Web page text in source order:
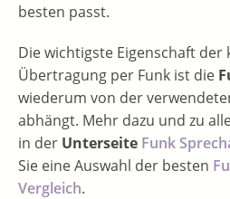
besten passt.
Die wichtigste Eigenschaft der
Übertragung per Funk ist die
wiederum von der
abhängt. Mehr dazu und zu
in der Unterseite Funk
Sie eine Auswahl der besten
Vergleich.